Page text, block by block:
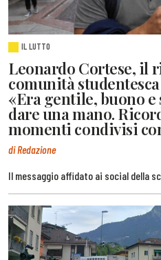
IL LUTTO
Leonardo Cortese, il
comunità
«Era gentile, buono
dare una mano.
momenti condivisi
di Redazione
Il messaggio affidato ai social della